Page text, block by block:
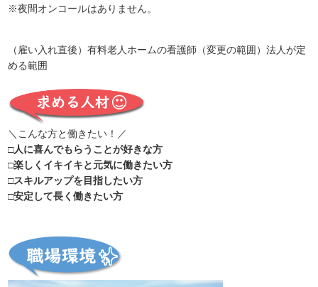
※夜間オンコールはありません。
（雇い入れ直後）有料老人ホームの看護師（変更の範囲）法人が定
める範囲
＼こんな方と働きたい！／
□人に喜んでもらうことが好きな方
□楽しくイキイキと元気に働きたい方
□スキルアップを目指したい方
□安定して長く働きたい方